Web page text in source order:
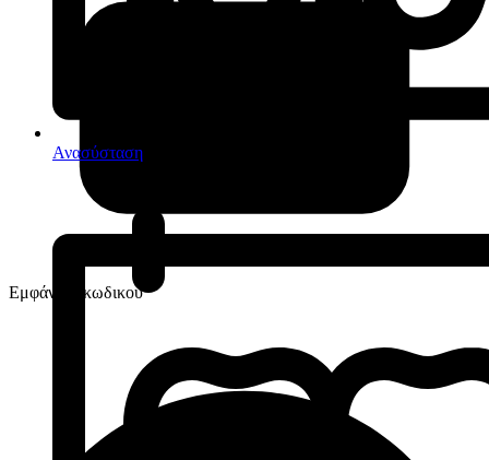
Ανασύσταση
Εμφάνιση κωδικού